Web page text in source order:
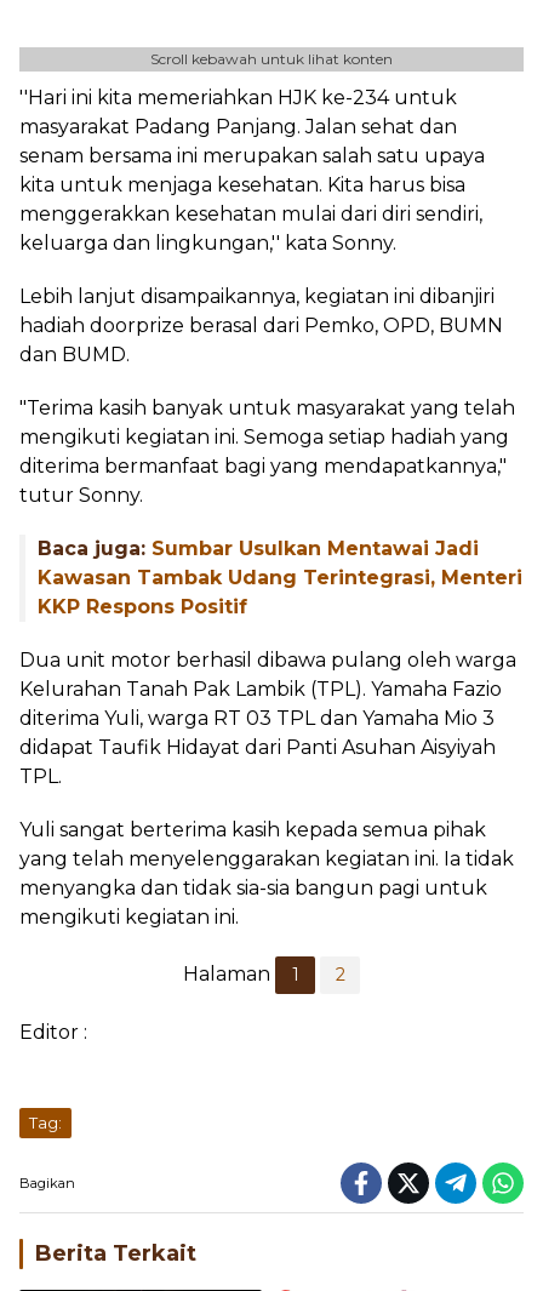
Scroll kebawah untuk lihat konten
''Hari ini kita memeriahkan HJK ke-234 untuk
masyarakat Padang Panjang. Jalan sehat dan
senam bersama ini merupakan salah satu upaya
kita untuk menjaga kesehatan. Kita harus bisa
menggerakkan kesehatan mulai dari diri sendiri,
keluarga dan lingkungan,'' kata Sonny.
Lebih lanjut disampaikannya, kegiatan ini dibanjiri
hadiah doorprize berasal dari Pemko, OPD, BUMN
dan BUMD.
"Terima kasih banyak untuk masyarakat yang telah
mengikuti kegiatan ini. Semoga setiap hadiah yang
diterima bermanfaat bagi yang mendapatkannya,"
tutur Sonny.
Baca juga: Sumbar Usulkan Mentawai Jadi
Kawasan Tambak Udang Terintegrasi, Menteri
KKP Respons Positif
Dua unit motor berhasil dibawa pulang oleh warga
Kelurahan Tanah Pak Lambik (TPL). Yamaha Fazio
diterima Yuli, warga RT 03 TPL dan Yamaha Mio 3
didapat Taufik Hidayat dari Panti Asuhan Aisyiyah
TPL.
Yuli sangat berterima kasih kepada semua pihak
yang telah menyelenggarakan kegiatan ini. Ia tidak
menyangka dan tidak sia-sia bangun pagi untuk
mengikuti kegiatan ini.
Halaman 1 2
Editor :
Tag:
Bagikan
Berita Terkait